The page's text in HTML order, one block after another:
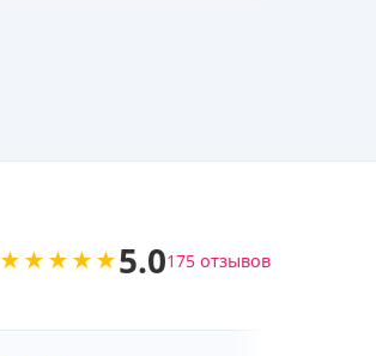
★★★★★5.0175 отзывов